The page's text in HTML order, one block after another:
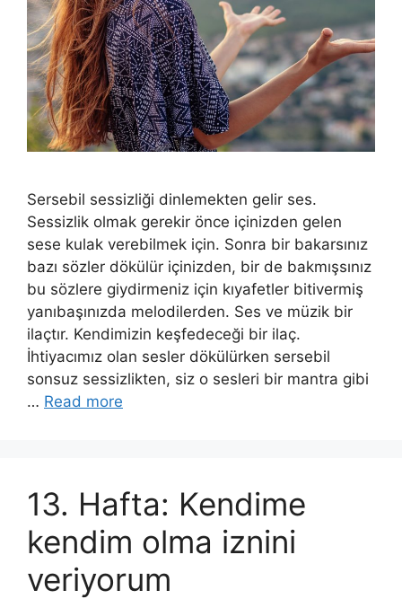
Sersebil sessizliği dinlemekten gelir ses.
Sessizlik olmak gerekir önce içinizden gelen
sese kulak verebilmek için. Sonra bir bakarsınız
bazı sözler dökülür içinizden, bir de bakmışsınız
bu sözlere giydirmeniz için kıyafetler bitivermiş
yanıbaşınızda melodilerden. Ses ve müzik bir
ilaçtır. Kendimizin keşfedeceği bir ilaç.
İhtiyacımız olan sesler dökülürken sersebil
sonsuz sessizlikten, siz o sesleri bir mantra gibi
… Read more
13. Hafta: Kendime
kendim olma iznini
veriyorum